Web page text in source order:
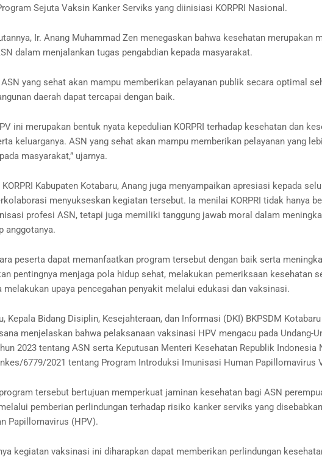
Sejuta Vaksin Kanker Serviks yang diinisiasi KORPRI Nasional.
Ir. Anang Muhammad Zen menegaskan bahwa kesehatan merupakan
dalam menjalankan tugas pengabdian kepada masyarakat.
yang sehat akan mampu memberikan pelayanan publik secara optimal
daerah dapat tercapai dengan baik.
ini merupakan bentuk nyata kepedulian KORPRI terhadap kesehatan dan
keluarganya. ASN yang sehat akan mampu memberikan pelayanan yang
masyarakat,” ujarnya.
Kabupaten Kotabaru, Anang juga menyampaikan apresiasi kepada
menyukseskan kegiatan tersebut. Ia menilai KORPRI tidak hanya
profesi ASN, tetapi juga memiliki tanggung jawab moral dalam
anggotanya.
peserta dapat memanfaatkan program tersebut dengan baik serta
pentingnya menjaga pola hidup sehat, melakukan pemeriksaan kesehatan
melakukan upaya pencegahan penyakit melalui edukasi dan vaksinasi.
Kepala Bidang Disiplin, Kesejahteraan, dan Informasi (DKI) BKPSDM
menjelaskan bahwa pelaksanaan vaksinasi HPV mengacu pada Undang-
2023 tentang ASN serta Keputusan Menteri Kesehatan Republik Indonesia
6779/2021 tentang Program Introduksi Imunisasi Human Papillomavirus
tersebut bertujuan memperkuat jaminan kesehatan bagi ASN
pemberian perlindungan terhadap risiko kanker serviks yang
Papillomavirus (HPV).
kegiatan vaksinasi ini diharapkan dapat memberikan perlindungan